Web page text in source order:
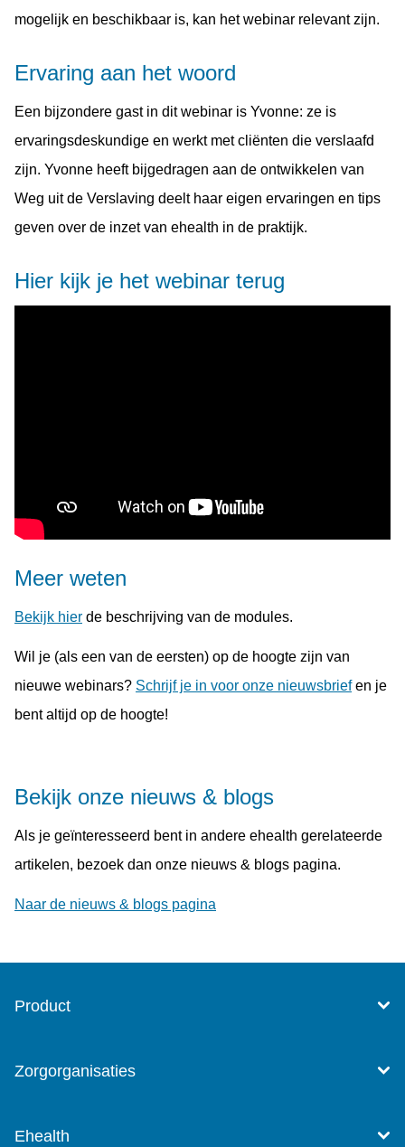
mogelijk en beschikbaar is, kan het webinar relevant zijn.
Ervaring aan het woord
Een bijzondere gast in dit webinar is Yvonne: ze is
ervaringsdeskundige en werkt met cliënten die verslaafd
zijn. Yvonne heeft bijgedragen aan de ontwikkelen van
Weg uit de Verslaving deelt haar eigen ervaringen en tips
geven over de inzet van ehealth in de praktijk.
Hier kijk je het webinar terug
Meer weten
Bekijk hier de beschrijving van de modules.
Wil je (als een van de eersten) op de hoogte zijn van
nieuwe webinars? Schrijf je in voor onze nieuwsbriefen je
bent altijd op de hoogte!
Bekijk onze nieuws & blogs
Als je geïnteresseerd bent in andere ehealth gerelateerde
artikelen, bezoek dan onze nieuws & blogs pagina.
Naar de nieuws & blogs pagina
Product
Zorgorganisaties
Ehealth